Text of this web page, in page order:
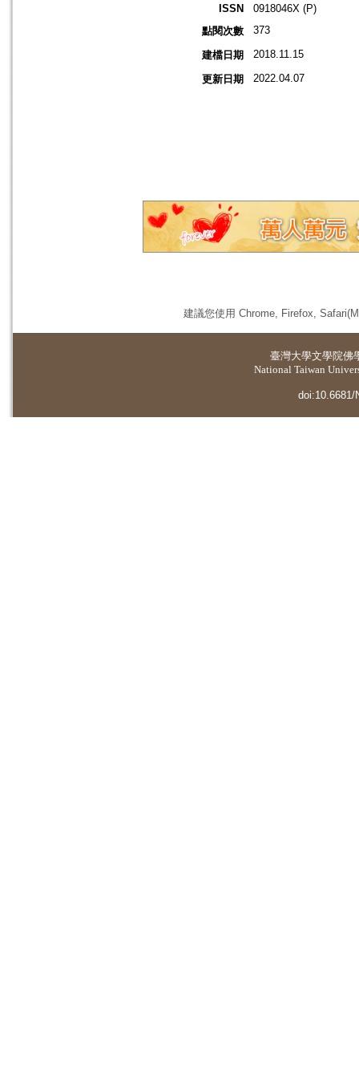
ISSN
0918046X (P)
點閱次數
373
建檔日期 2018.11.15
更新日期 2022.04.07
建議您使用 Chrome, Firefox,
臺灣大學文學院佛
National Taiwan
doi:10.6681/